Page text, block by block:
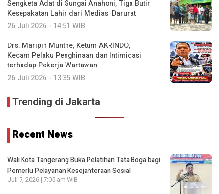
Sengketa Adat di Sungai Anahoni, Tiga Butir
Kesepakatan Lahir dari Mediasi Darurat
26 Juli 2026 - 14:51 WIB
Drs. Maripin Munthe, Ketum AKRINDO,
Kecam Pelaku Penghinaan dan Intimidasi
terhadap Pekerja Wartawan
26 Juli 2026 - 13:35 WIB
Trending di Jakarta
Recent News
Wali Kota Tangerang Buka Pelatihan Tata Boga bagi
Pemerlu Pelayanan Kesejahteraan Sosial
Juli 7, 2026 | 7:05 am WIB